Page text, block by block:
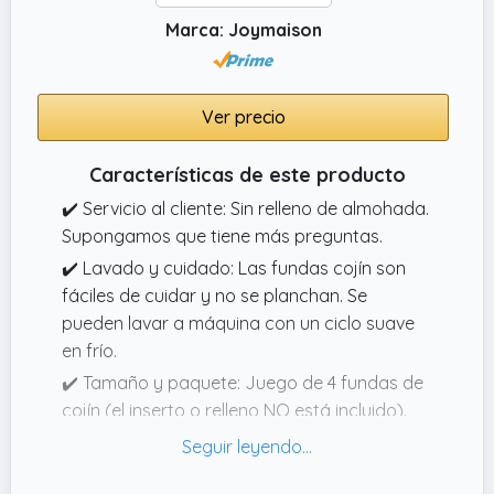
Marca: Joymaison
Ver precio
Características de este producto
✔️ Servicio al cliente: Sin relleno de almohada.
Supongamos que tiene más preguntas.
✔️ Lavado y cuidado: Las fundas cojín son
fáciles de cuidar y no se planchan. Se
pueden lavar a máquina con un ciclo suave
en frío.
✔️ Tamaño y paquete: Juego de 4 fundas de
cojín (el inserto o relleno NO está incluido).
Mide 45 cm x 45 cm (18" x 18") y se adapta a